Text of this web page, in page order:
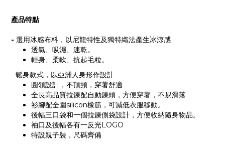
產品特點
- 選用冰感布料，以尼龍特性及獨特織法產生冰涼感
透氣、吸濕、速乾。
輕身、柔軟、抗起毛粒。
- 鬆身款式，以亞洲人身形作設計
圓領設計，不頂頸，穿著舒適
全長高品質拉鍊配自動鍊頭，方便穿著，不易滑落
衫腳配全圍silicon橡筋，可減低衣服移動。
後幅三口袋和一個拉鍊側袋設計，方便收納隨身物品。
袖口及後幅各有一反光LOGO
特設親子裝，尺碼齊備